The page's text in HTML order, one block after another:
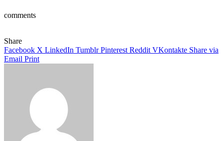
comments
Share
Facebook X LinkedIn Tumblr Pinterest Reddit VKontakte Share via
Email Print